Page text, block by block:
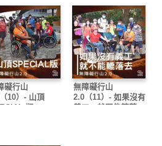
礙行山
10）- 山頂
版
無障礙行山
2.0（11）- 如果沒有
義工，就不能轆落